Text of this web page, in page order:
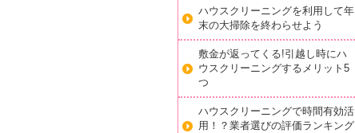
ハウスクリーニングを利用して年
末の大掃除を終わらせよう
敷金が返ってくる!引越し時にハ
ウスクリーニングするメリット5
つ
ハウスクリーニングで時間有効活
用！？業者選びの評価ランキング